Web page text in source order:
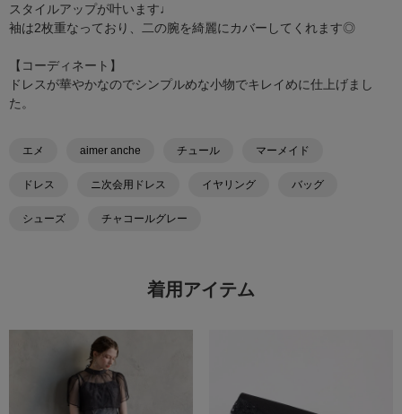
スタイルアップが叶います♩
袖は2枚重なっており、二の腕を綺麗にカバーしてくれます◎
【コーディネート】
ドレスが華やかなのでシンプルめな小物でキレイめに仕上げまし
た。
エメ aimer anche チュール マーメイド
ドレス ニ次会用ドレス イヤリング バッグ
シューズ チャコールグレー
着用アイテム